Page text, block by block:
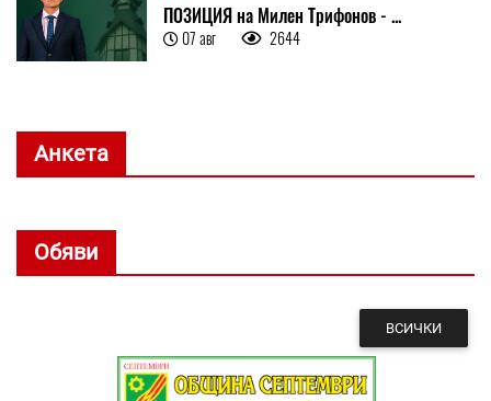
ПОЗИЦИЯ на Милен Трифонов - ...
07 авг 2644
Анкета
Обяви
ВСИЧКИ